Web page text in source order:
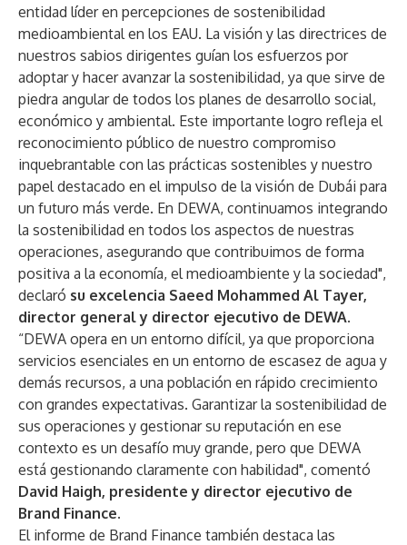
entidad líder en percepciones de sostenibilidad
medioambiental en los EAU. La visión y las directrices de
nuestros sabios dirigentes guían los esfuerzos por
adoptar y hacer avanzar la sostenibilidad, ya que sirve de
piedra angular de todos los planes de desarrollo social,
económico y ambiental. Este importante logro refleja el
reconocimiento público de nuestro compromiso
inquebrantable con las prácticas sostenibles y nuestro
papel destacado en el impulso de la visión de Dubái para
un futuro más verde. En DEWA, continuamos integrando
la sostenibilidad en todos los aspectos de nuestras
operaciones, asegurando que contribuimos de forma
positiva a la economía, el medioambiente y la sociedad",
declaró su excelencia Saeed Mohammed Al Tayer,
director general y director ejecutivo de DEWA.
“DEWA opera en un entorno difícil, ya que proporciona
servicios esenciales en un entorno de escasez de agua y
demás recursos, a una población en rápido crecimiento
con grandes expectativas. Garantizar la sostenibilidad de
sus operaciones y gestionar su reputación en ese
contexto es un desafío muy grande, pero que DEWA
está gestionando claramente con habilidad", comentó
David Haigh, presidente y director ejecutivo de
Brand Finance.
El informe de Brand Finance también destaca las